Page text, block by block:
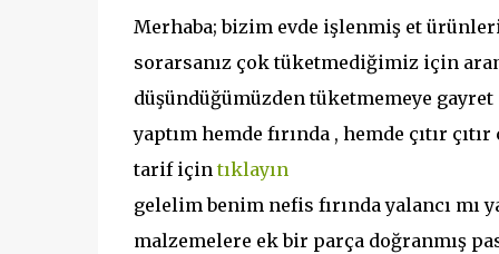
Merhaba; bizim evde işlenmiş et
sorarsanız çok tüketmediğimiz için
düşündüğümüzden tüketmemeye
yaptım hemde fırında , hemde çıtır
tarif içintıklayın
gelelim benim nefis fırında yalancı mı
malzemelere ek bir parça doğranmış